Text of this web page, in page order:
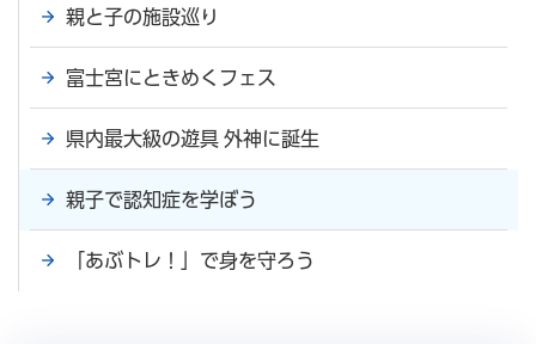
親と子の施設巡り
富士宮にときめくフェス
県内最大級の遊具 外神に誕生
親子で認知症を学ぼう
「あぶトレ！」で身を守ろう